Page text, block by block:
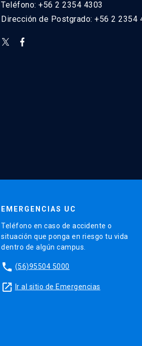
Teléfono: +56 2 2354 4303
Dirección de Postgrado: +56 2 2354
EMERGENCIAS UC
Teléfono en caso de accidente o
situación que ponga en riesgo tu vida
dentro de algún campus.
phone (56)95504 5000
launch Ir al sitio de Emergencias